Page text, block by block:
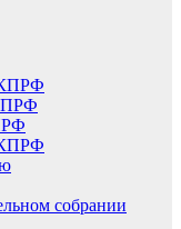
КПРФ
КПРФ
собрании